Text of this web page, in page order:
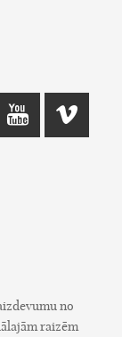
no
raizēm